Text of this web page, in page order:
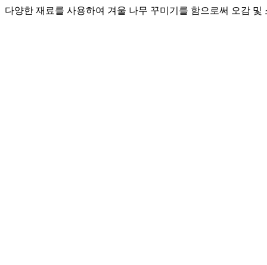
다양한 재료를 사용하여 겨울 나무 꾸미기를 함으로써 오감 및